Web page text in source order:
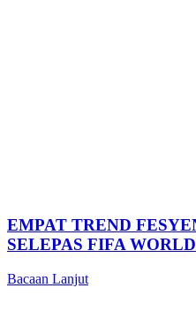
EMPAT TREND
SELEPAS FIFA
Bacaan Lanjut